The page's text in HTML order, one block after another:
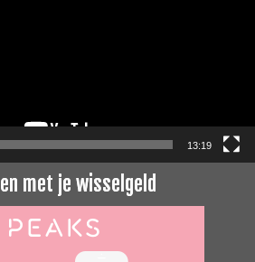
13:19
met je wisselgeld